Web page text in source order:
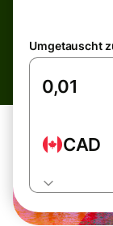
Umgetauscht
CAD